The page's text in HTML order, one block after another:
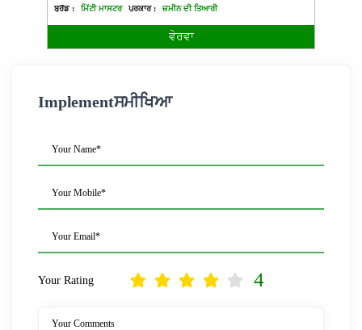
ਬ੍ਰੈਂਡ :
ਮਿੱਟੀ ਮਾਸਟਰ ਪ੍ਰਕਾਰ : ਜ਼ਮੀਨ ਦੀ ਤਿਆਰੀ
ਵੇਰਵਾ
Implementਸਮੀਖਿਆ
Your Name*
Your Mobile*
Your Email*
Your Rating 4
Your Comments